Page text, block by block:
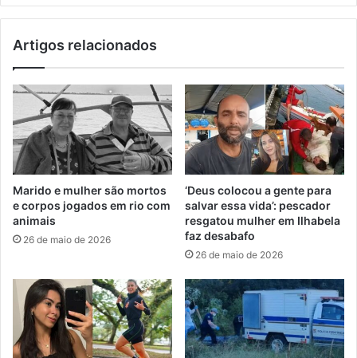
Artigos relacionados
Marido e mulher são mortos
e corpos jogados em rio com
animais
26 de maio de 2026
‘Deus colocou a gente para
salvar essa vida’: pescador
resgatou mulher em Ilhabela
faz desabafo
26 de maio de 2026